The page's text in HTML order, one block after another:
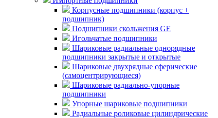
Корпусные подшипники (корпус +
подшипник)
Подшипники скольжения GE
Игольчатые подшипники
Шариковые радиальные однорядные
подшипники закрытые и открытые
Шариковые двухрядные сферические
(самоцентрирующиеся)
Шариковые радиально-упорные
подшипники
Упорные шариковые подшипники
Радиальные роликовые цилиндрические